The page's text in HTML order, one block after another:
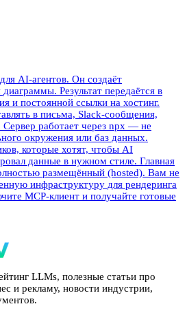
AI-агентов. Он создаёт
Результат передаётся в
и постоянной ссылки на хостинг.
в письма, Slack-сообщения,
работает через npx — не
окружения или баз данных.
которые хотят, чтобы AI
данные в нужном стиле. Главная
размещённый (hosted). Вам не
инфраструктуру для рендеринга
MCP-клиент и получайте готовые
LLMs, полезные статьи про
и рекламу, новости индустрии,